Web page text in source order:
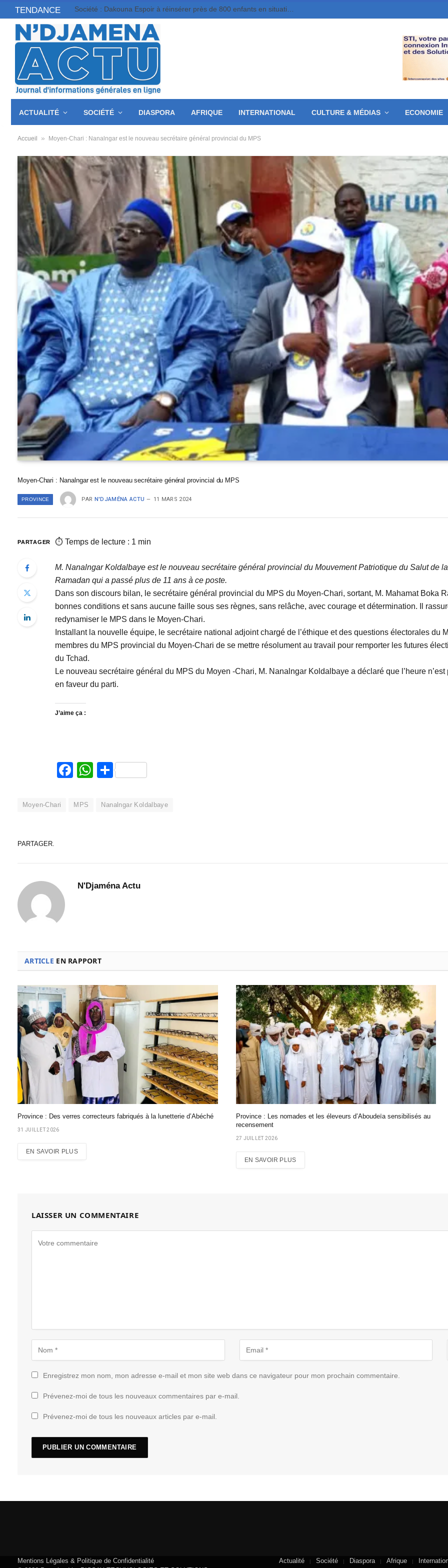
TENDANCE Société : Dakouna Espoir à réinsérer près de 800 enfants en situation de rue
ACTUALITÉ SOCIÉTÉ DIASPORA AFRIQUE INTERNATIONAL CULTURE & MÉDIAS ECONOMIE
Accueil » Moyen-Chari : Nanalngar est le nouveau secrétaire général provincial du MPS
Moyen-Chari : Nanalngar est le nouveau secrétaire général provincial du MPS
PROVINCE PAR N'DJAMÉNA ACTU 11 MARS 2024
PARTAGER ⏱ Temps de lecture : 1 min
M. Nanalngar Koldalbaye est le nouveau secrétaire général provincial du Mouvement Patriotique du Salut de
Ramadan qui a passé plus de 11 ans à ce poste.
Dans son discours bilan, le secrétaire général provincial du MPS du Moyen-Chari, sortant, M. Mahamat Boka
bonnes conditions et sans aucune faille sous ses règnes, sans relâche, avec courage et détermination. Il
redynamiser le MPS dans le Moyen-Chari.
Installant la nouvelle équipe, le secrétaire national adjoint chargé de l’éthique et des questions électorales
membres du MPS provincial du Moyen-Chari de se mettre résolument au travail pour remporter les futures
du Tchad.
Le nouveau secrétaire général du MPS du Moyen -Chari, M. Nanalngar Koldalbaye a déclaré que l’heure
en faveur du parti.
J’aime ça :
Facebook
WhatsApp
Partager
Moyen-Chari MPS Nanalngar Koldalbaye
PARTAGER.
N'Djaména Actu
ARTICLE EN RAPPORT
Province : Des verres correcteurs fabriqués à la lunetterie d’Abéché
31 JUILLET 2026
EN SAVOIR PLUS
Province : Les nomades et les éleveurs d’Aboudeïa sensibilisés au
recensement
27 JUILLET 2026
EN SAVOIR PLUS
LAISSER UN COMMENTAIRE
Enregistrez mon nom, mon adresse e-mail et mon site web dans ce navigateur pour mon prochain commentaire.
Prévenez-moi de tous les nouveaux commentaires par e-mail.
Prévenez-moi de tous les nouveaux articles par e-mail.
Mentions Légales & Politique de Confidentialité
Actualité Société Diaspora Afrique